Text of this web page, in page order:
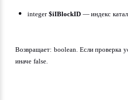
integer $iIBlockID — индекс
Возвращает: boolean. Если проверка
иначе false.